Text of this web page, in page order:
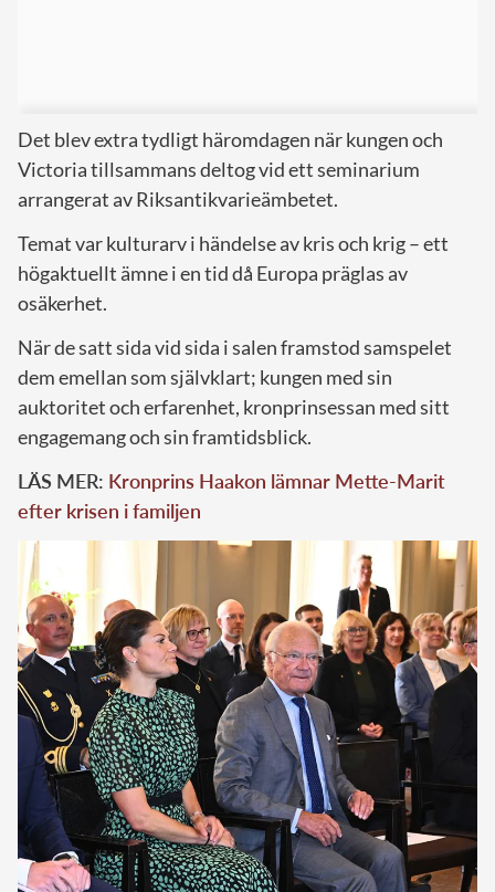
Det blev extra tydligt häromdagen när kungen och
Victoria tillsammans deltog vid ett seminarium
arrangerat av Riksantikvarieämbetet.
Temat var kulturarv i händelse av kris och krig – ett
högaktuellt ämne i en tid då Europa präglas av
osäkerhet.
När de satt sida vid sida i salen framstod samspelet
dem emellan som självklart; kungen med sin
auktoritet och erfarenhet, kronprinsessan med sitt
engagemang och sin framtidsblick.
LÄS MER: Kronprins Haakon lämnar Mette-Marit
efter krisen i familjen